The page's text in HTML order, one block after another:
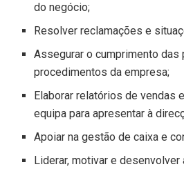
do negócio;
Resolver reclamações e
Assegurar o cumprimento
procedimentos da empresa;
Elaborar relatórios de vendas
equipa para apresentar à
Apoiar na gestão de caixa e
Liderar, motivar e